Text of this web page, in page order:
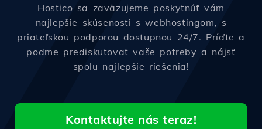
Hostico sa zaväzujeme poskytnúť vám
najlepšie skúsenosti s webhostingom, s
priateľskou podporou dostupnou 24/7. Príďte a
poďme prediskutovať vaše potreby a nájsť
spolu najlepšie riešenia!
Kontaktujte nás teraz!